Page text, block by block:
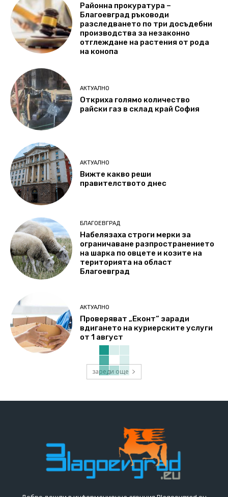
Районна прокуратура –
Благоевград ръководи
разследването по три досъдебни
производства за незаконно
отглеждане на растения от рода
на конопа
АКТУАЛНО
Откриха голямо количество
райски газ в склад край София
АКТУАЛНО
Вижте какво реши
правителството днес
БЛАГОЕВГРАД
Набелязаха строги мерки за
ограничаване разпространението
на шарка по овцете и козите на
територията на област
Благоевград
АКТУАЛНО
Проверяват „Еконт“ заради
вдигането на куриерските услуги
от 1 август
зареди още